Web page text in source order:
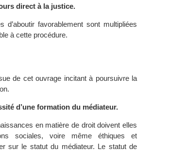
direct à la justice.
favorablement sont multipliées
à cette procédure.
de cet ouvrage incitant à poursuivre la
d’une formation du médiateur.
en matière de droit doivent elles
sociales, voire même éthiques et
sur le statut du médiateur. Le statut de